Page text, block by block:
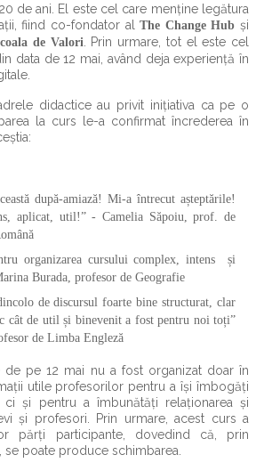
de ani. El este cel care menține legătura
fiind co-fondator alThe Change Hub și
de Valori . Prin urmare, tot el este cel
data de 12 mai, având deja experiență în
didactice au privit inițiativa ca pe o
la curs le-a confirmat încrederea în
după-amiază! Mi-a întrecut așteptările!
aplicat, util!” - Camelia Săpoiu, prof. de
organizarea cursului complex, intens și
Burada, profesor de Geografie
de discursul foarte bine structurat, clar
cât de util și binevenit a fost pentru noi toți”
de Limba Engleză
de pe 12 mai nu a fost organizat doar în
utile profesorilor pentru a își îmbogăți
și pentru a îmbunătăți relaționarea și
și profesori. Prin urmare, acest curs a
părți participante, dovedind că, prin
poate produce schimbarea.